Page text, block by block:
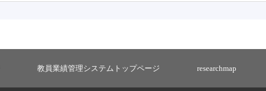
教員業績管理システムトップページ researchmap